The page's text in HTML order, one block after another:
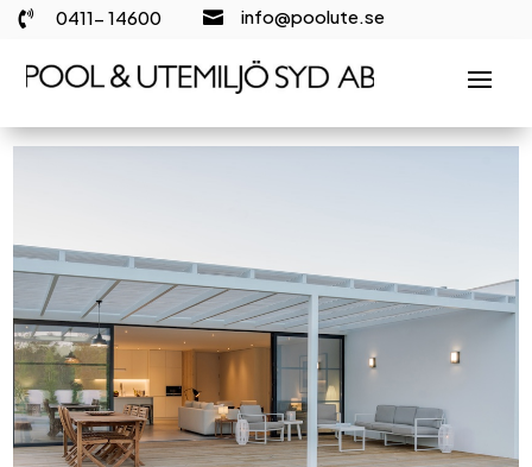
 0411- 14600  info@poolute.se